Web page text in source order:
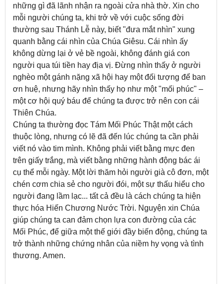
những gì đã lãnh nhận ra ngoài cửa nhà thờ. Xin cho
mỗi người chúng ta, khi trở về với cuộc sống đời
thường sau Thánh Lễ này, biết "đưa mắt nhìn" xung
quanh bằng cái nhìn của Chúa Giêsu. Cái nhìn ấy
không dừng lại ở vẻ bề ngoài, không đánh giá con
người qua túi tiền hay địa vị. Đừng nhìn thấy ở người
nghèo một gánh nặng xã hội hay một đối tượng để ban
ơn huệ, nhưng hãy nhìn thấy họ như một "mối phúc" –
một cơ hội quý báu để chúng ta được trở nên con cái
Thiên Chúa.
Chúng ta thường đọc Tám Mối Phúc Thật một cách
thuộc lòng, nhưng có lẽ đã đến lúc chúng ta cần phải
viết nó vào tim mình. Không phải viết bằng mực đen
trên giấy trắng, mà viết bằng những hành động bác ái
cụ thể mỗi ngày. Một lời thăm hỏi người già cô đơn, một
chén cơm chia sẻ cho người đói, một sự thấu hiểu cho
người đang lầm lạc... tất cả đều là cách chúng ta hiện
thực hóa Hiến Chương Nước Trời. Nguyện xin Chúa
giúp chúng ta can đảm chọn lựa con đường của các
Mối Phúc, để giữa một thế giới đầy biến động, chúng ta
trở thành những chứng nhân của niềm hy vọng và tình
thương. Amen.